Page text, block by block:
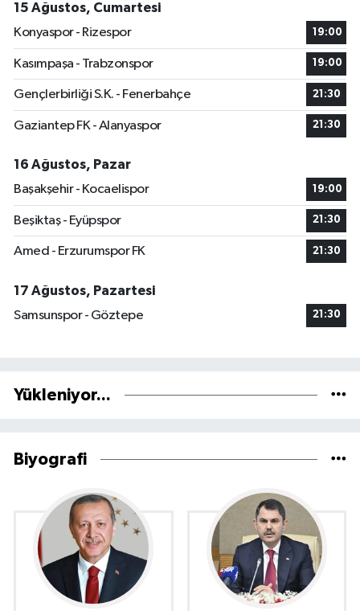
15 Ağustos, Cumartesi
Konyaspor - Rizespor
19:00
Kasımpaşa - Trabzonspor 19:00
Gençlerbirliği S.K. - Fenerbahçe 21:30
Gaziantep FK - Alanyaspor 21:30
16 Ağustos, Pazar
Başakşehir - Kocaelispor
19:00
Beşiktaş - Eyüpspor 21:30
Amed - Erzurumspor FK 21:30
17 Ağustos, Pazartesi
Samsunspor - Göztepe
21:30
Yükleniyor...
Biyografi